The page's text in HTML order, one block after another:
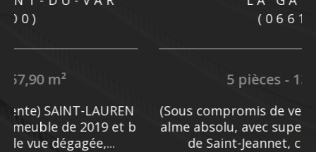
MOUGINS : Située dans un quartier résiden
tiel de MOUGINS, à quelques minutes de CA
NNES et à proximité de l'étang de...